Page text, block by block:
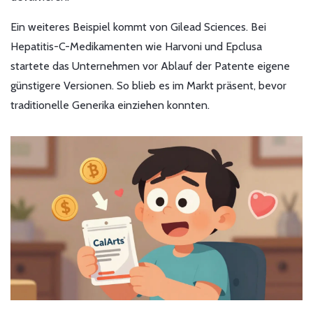
Ein weiteres Beispiel kommt von Gilead Sciences. Bei
Hepatitis-C-Medikamenten wie Harvoni und Epclusa
startete das Unternehmen vor Ablauf der Patente eigene
günstigere Versionen. So blieb es im Markt präsent, bevor
traditionelle Generika einziehen konnten.